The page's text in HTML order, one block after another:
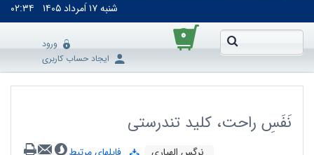
شنبه۱۷ اَمرداد ۱۴۰۵ ۰۲:۳۴
۰
ورود
ایجاد حساب کاربری
نَفَسِ راحت، کلید تندرستی